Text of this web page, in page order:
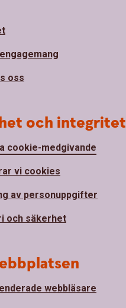
oss
och integritet
cookie-medgivande
vi cookies
av personuppgifter
och säkerhet
webbläsare